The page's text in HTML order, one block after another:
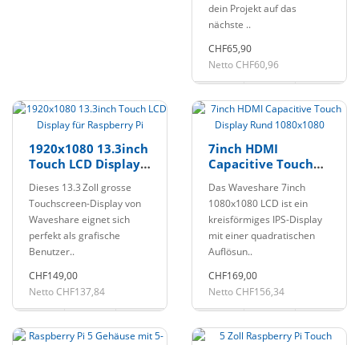
dein Projekt auf das
nächste ..
CHF65,90
Netto CHF60,96
1920x1080 13.3inch
Touch LCD Display
Dieses 13.3 Zoll grosse
Touchscreen-Display von
Waveshare eignet sich
perfekt als grafische
Benutzer..
CHF149,00
Netto CHF137,84
7inch HDMI
Capacitive Touch
1080x1080
Das Waveshare 7inch
1080x1080 LCD ist ein
kreisförmiges IPS-Display
mit einer quadratischen
Auflösun..
CHF169,00
Netto CHF156,34